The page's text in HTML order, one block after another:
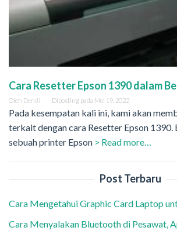
Cara Resetter Epson 1390 dalam
Oleh Dendi Diposting pada Mei 19, 2022
Pada kesempatan kali ini, kami akan
terkait dengan cara Resetter Epson 1390.
sebuah printer Epson > Read more…
Post Terbaru
Cara Mengetahui Graphic Card Laptop
Cara Menyalakan Bluetooth di Pesawat,